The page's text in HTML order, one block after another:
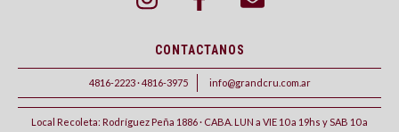
CONTACTANOS
4816-2223 · 4816-3975 info@grandcru.com.ar
Local Recoleta: Rodríguez Peña 1886 · CABA. LUN a VIE 10 a 19hs y SAB 10 a